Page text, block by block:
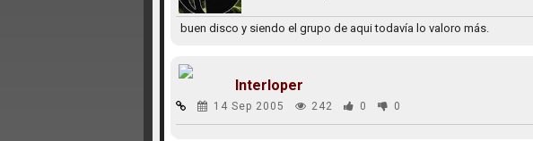
buen disco y siendo el grupo de aqui todavía lo valoro más.
Interloper
14 Sep 2005 242 0 0